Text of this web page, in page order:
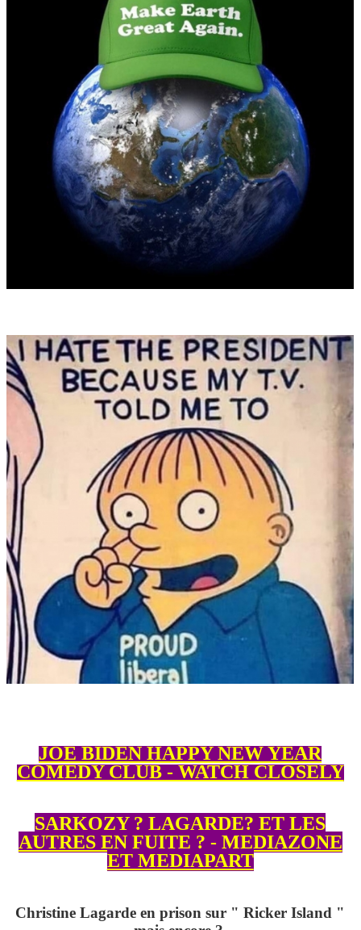
JOE BIDEN HAPPY NEW YEAR
COMEDY CLUB - WATCH CLOSELY
SARKOZY ? LAGARDE? ET LES
AUTRES EN FUITE ? - MEDIAZONE
ET MEDIAPART
Christine Lagarde en prison sur " Ricker Island "